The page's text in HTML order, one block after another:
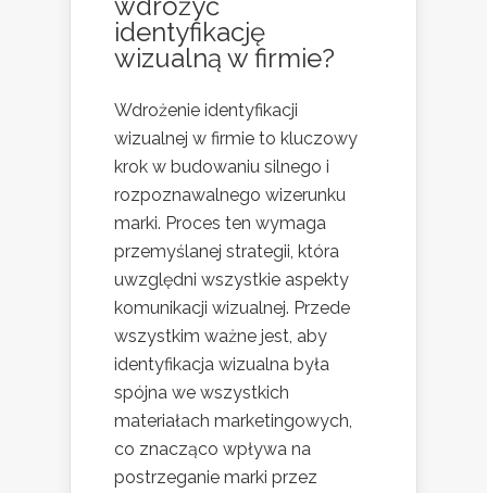
identyfikację
wizualną w firmie?
Wdrożenie identyfikacji
wizualnej w firmie to kluczowy
krok w budowaniu silnego i
rozpoznawalnego wizerunku
marki. Proces ten wymaga
przemyślanej strategii, która
uwzględni wszystkie aspekty
komunikacji wizualnej. Przede
wszystkim ważne jest, aby
identyfikacja wizualna była
spójna we wszystkich
materiałach marketingowych,
co znacząco wpływa na
postrzeganie marki przez